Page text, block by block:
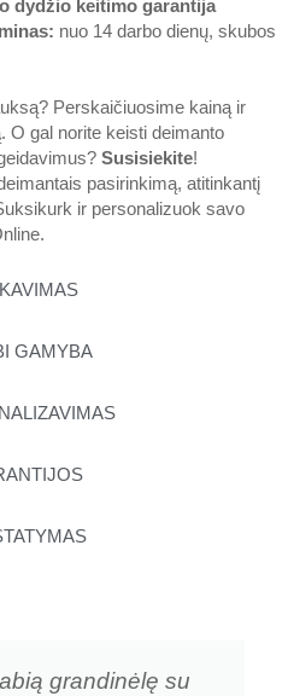
GAMYBA
dydžio keitimo garantija
: nuo 14 darbo dienų, skubos
Perskaičiuosime kainą ir
O gal norite keisti deimanto
Susisiekite!
pasirinkimą, atitinkantį
ir personalizuok savo
.
grandinėlę su